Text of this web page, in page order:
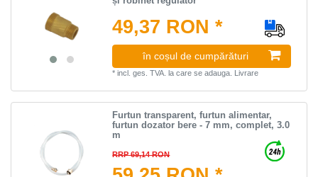
49,37 RON *
în coșul de cumpărături
*incl. ges. TVA. la care se adauga. Livrare
Furtun transparent, furtun alimentar,
furtun dozator bere - 7 mm, complet, 3.0
m
RRP 69,14 RON